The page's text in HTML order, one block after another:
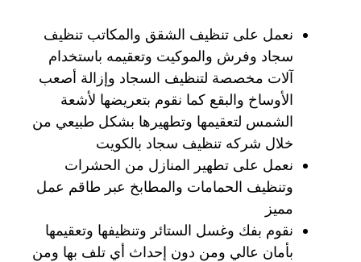
نعمل على تنظيف الشقق والمكاتب تنظيف
سجاد وفرش والموكيت وتعقيمه باستخدام
آلات مخصصة لتنظيف السجاد وإزالة أصعب
الأوساخ والبقع كما نقوم بتعريضها لأشعة
الشمس لتعقيمها وتطهيرها بشكل طبيعي من
خلال شركه تنظيف سجاد بالكويت
نعمل على تطهير المنازل من الحشرات
وتنظيف الحمامات والمطابخ عبر طاقم عمل
مميز
نقوم بفك وغسل الستائر وتنظيفها وتعقيمها
بأمان عالي ومن دون إحداث أي تلف بها ومن